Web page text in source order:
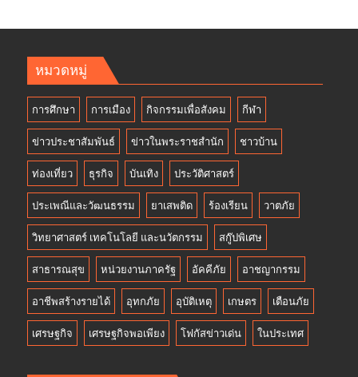
หมวดหมู่
การศึกษา การเมือง กิจกรรมเพื่อสังคม กีฬา
ข่าวประชาสัมพันธ์ ข่าวในพระราชสำนัก ชาวบ้าน
ท่องเที่ยว ธุรกิจ บันเทิง ประวัติศาสตร์
ประเพณีและวัฒนธรรม ยาเสพติด ร้องเรียน วาตภัย
วิทยาศาสตร์ เทคโนโลยี และนวัตกรรม สกู๊ปพิเศษ
สาธารณสุข หน่วยงานภาครัฐ อัคคีภัย อาชญากรรม
อาชีพสร้างรายได้ อุทกภัย อุบัติเหตุ เกษตร เตือนภัย
เศรษฐกิจ เศรษฐกิจพอเพียง โฟกัสข่าวเด่น ในประเทศ